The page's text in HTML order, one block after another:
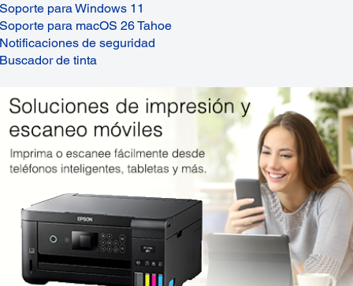
Soporte para Windows 11
Soporte para macOS 26 Tahoe
Notificaciones de seguridad
Buscador de tinta